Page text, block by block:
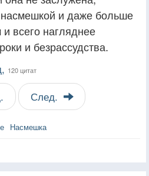
насмешкой и даже больше
всего нагляднее
и безрассудства.
120 цитат
След.
Насмешка